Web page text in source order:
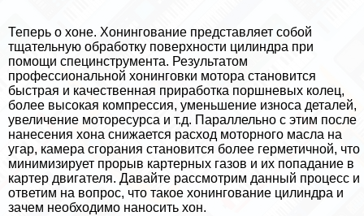
Теперь о хоне. Хонингование представляет собой
тщательную обработку поверхности цилиндра при
помощи специнструмента. Результатом
профессиональной хонинговки мотора становится
быстрая и качественная приработка поршневых колец,
более высокая компрессия, уменьшение износа деталей,
увеличение моторесурса и т.д. Параллельно с этим после
нанесения хона снижается расход моторного масла на
угар, камера сгорания становится более герметичной, что
минимизирует прорыв картерных газов и их попадание в
картер двигателя. Давайте рассмотрим данный процесс и
ответим на вопрос, что такое хонингование цилиндра и
зачем необходимо наносить хон.